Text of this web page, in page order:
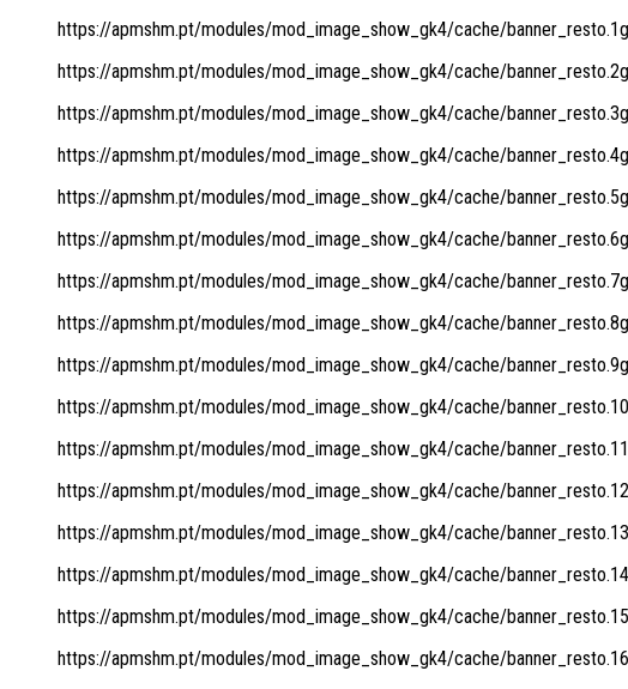
https://apmshm.pt/modules/mod_image_show_gk4/cache/
https://apmshm.pt/modules/mod_image_show_gk4/cache/
https://apmshm.pt/modules/mod_image_show_gk4/cache/
https://apmshm.pt/modules/mod_image_show_gk4/cache/
https://apmshm.pt/modules/mod_image_show_gk4/cache/
https://apmshm.pt/modules/mod_image_show_gk4/cache/
https://apmshm.pt/modules/mod_image_show_gk4/cache/
https://apmshm.pt/modules/mod_image_show_gk4/cache/
https://apmshm.pt/modules/mod_image_show_gk4/cache/
https://apmshm.pt/modules/mod_image_show_gk4/cache/
https://apmshm.pt/modules/mod_image_show_gk4/cache/
https://apmshm.pt/modules/mod_image_show_gk4/cache/
https://apmshm.pt/modules/mod_image_show_gk4/cache/
https://apmshm.pt/modules/mod_image_show_gk4/cache/
https://apmshm.pt/modules/mod_image_show_gk4/cache/
https://apmshm.pt/modules/mod_image_show_gk4/cache/